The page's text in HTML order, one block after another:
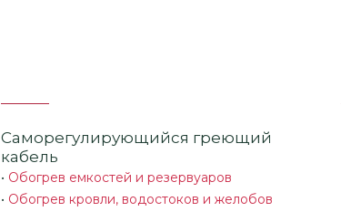
Саморегулирующийся греющий
кабель
• Обогрев емкостей и резервуаров
• Обогрев кровли, водостоков и желобов